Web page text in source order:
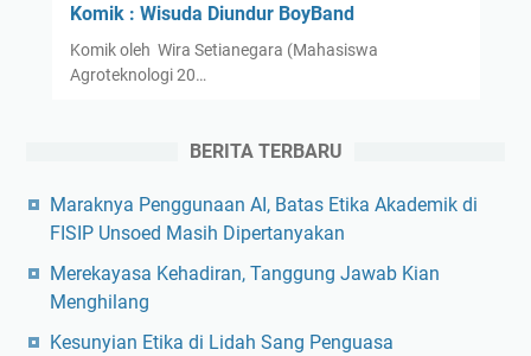
Komik : Wisuda Diundur BoyBand
Komik oleh Wira Setianegara (Mahasiswa
Agroteknologi 20…
BERITA TERBARU
Maraknya Penggunaan AI, Batas Etika Akademik di
FISIP Unsoed Masih Dipertanyakan
Merekayasa Kehadiran, Tanggung Jawab Kian
Menghilang
Kesunyian Etika di Lidah Sang Penguasa